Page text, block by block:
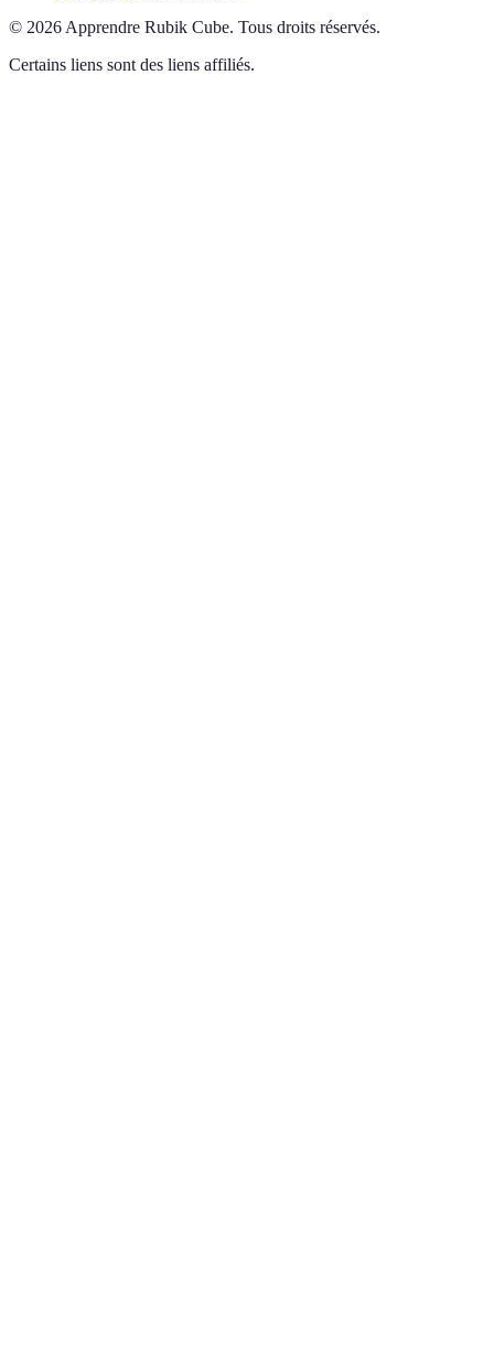
© 2026 Apprendre Rubik Cube. Tous droits réservés.
Certains liens sont des liens affiliés.